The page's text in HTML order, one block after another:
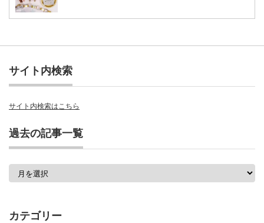
サイト内検索
サイト内検索はこちら
過去の記事一覧
過
一
カテゴリー